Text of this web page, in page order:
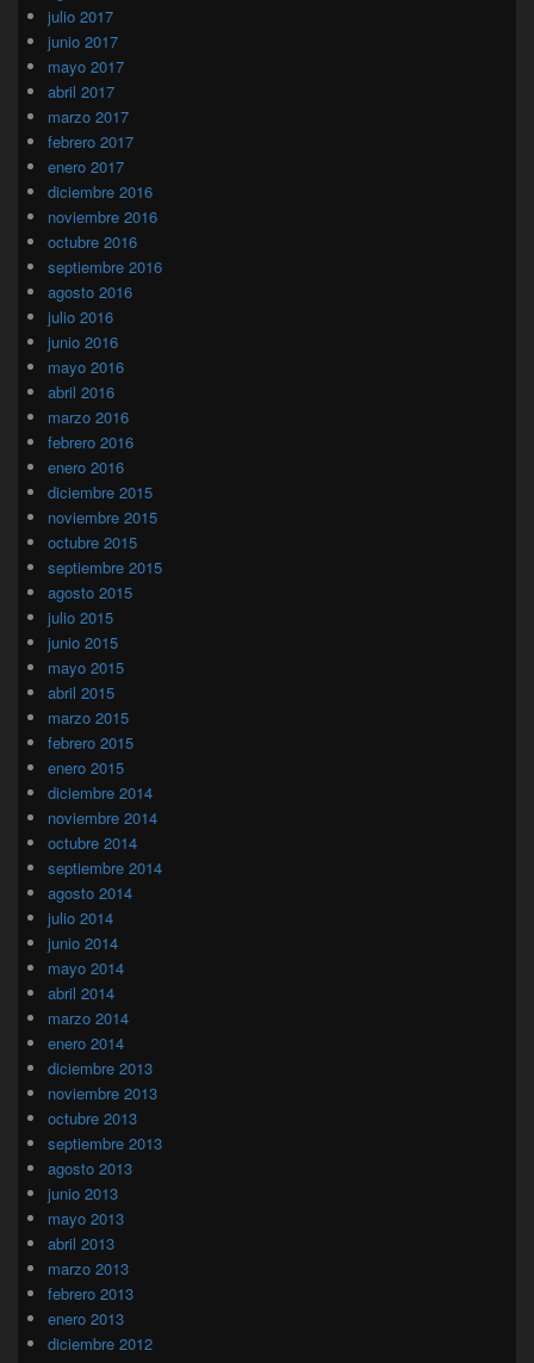
julio 2017
junio 2017
mayo 2017
abril 2017
marzo 2017
febrero 2017
enero 2017
diciembre 2016
noviembre 2016
octubre 2016
septiembre 2016
agosto 2016
julio 2016
junio 2016
mayo 2016
abril 2016
marzo 2016
febrero 2016
enero 2016
diciembre 2015
noviembre 2015
octubre 2015
septiembre 2015
agosto 2015
julio 2015
junio 2015
mayo 2015
abril 2015
marzo 2015
febrero 2015
enero 2015
diciembre 2014
noviembre 2014
octubre 2014
septiembre 2014
agosto 2014
julio 2014
junio 2014
mayo 2014
abril 2014
marzo 2014
enero 2014
diciembre 2013
noviembre 2013
octubre 2013
septiembre 2013
agosto 2013
junio 2013
mayo 2013
abril 2013
marzo 2013
febrero 2013
enero 2013
diciembre 2012